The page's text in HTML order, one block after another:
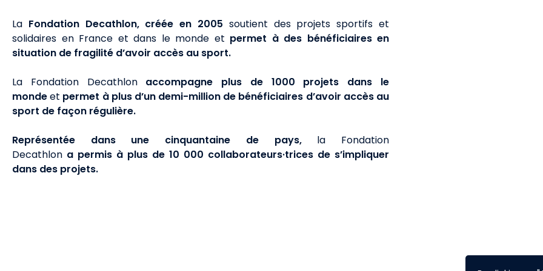
La Fondation Decathlon, créée en 2005 soutient des projets sportifs et
solidaires en France et dans le monde et permet à des bénéficiaires en
situation de fragilité d’avoir accès au sport.
La Fondation Decathlonaccompagne plus de 1000 projets dans le
mondeet permet à plus d’un demi-million de bénéficiaires d’avoir accès au
sport de façon régulière.
Représentée dans une cinquantaine de pays,la Fondation
Decathlon a permis à plus de 10 000 collaborateurs·trices de s’impliquer
dans des projets.
L'appel à projets est doté d'un montant de 100 000 €